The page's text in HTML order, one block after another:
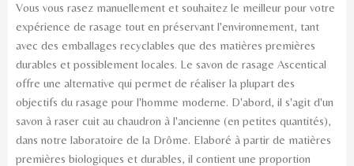
Vous vous rasez manuellement et souhaitez le meilleur pour votre
expérience de rasage tout en préservant l'environnement, tant
avec des emballages recyclables que des matières premières
durables et possiblement locales. Le savon de rasage Ascentical
offre une alternative qui permet de réaliser la plupart des
objectifs du rasage pour l'homme moderne. D'abord, il s'agit d'un
savon à raser cuit au chaudron à l'ancienne (en petites quantités),
dans notre laboratoire de la Drôme. Elaboré à partir de matières
premières biologiques et durables, il contient une proportion